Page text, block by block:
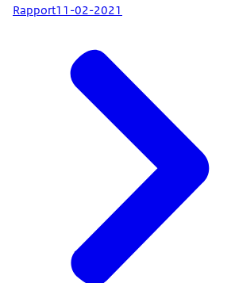
Rapport11-02-2021